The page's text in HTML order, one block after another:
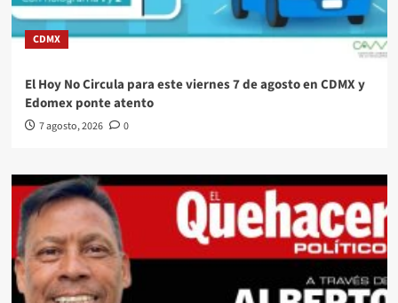
CDMX
El Hoy No Circula para este viernes 7 de agosto en CDMX y
Edomex ponte atento
7 agosto, 2026 0